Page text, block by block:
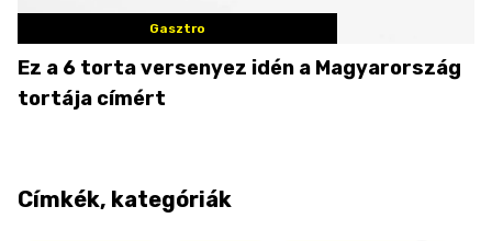
Gasztro
Ez a 6 torta versenyez idén a Magyarország
tortája címért
Címkék, kategóriák